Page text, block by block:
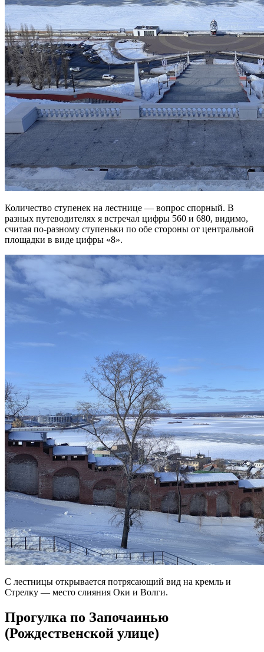
Количество ступенек на лестнице — вопрос спорный. В
разных путеводителях я встречал цифры 560 и 680, видимо,
считая по-разному ступеньки по обе стороны от центральной
площадки в виде цифры «8».
С лестницы открывается потрясающий вид на кремль и
Стрелку — место слияния Оки и Волги.
Прогулка по Започаинью
(Рождественской улице)